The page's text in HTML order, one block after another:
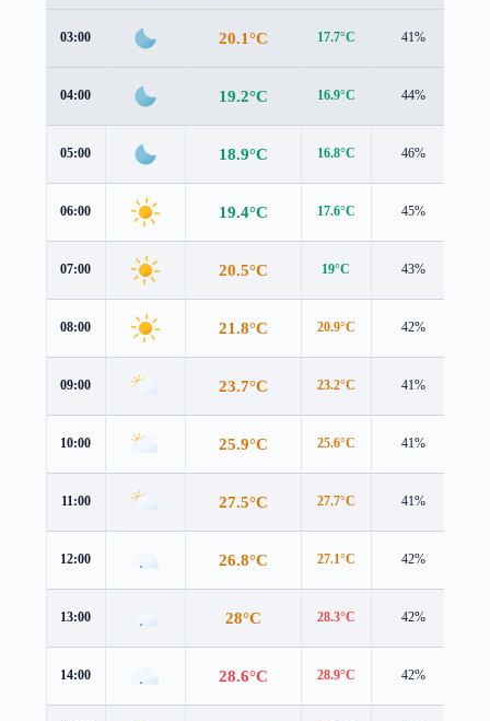
03:00 20.1°C 17.7°C 41%
04:00 19.2°C 16.9°C 44%
05:00 18.9°C 16.8°C 46%
06:00 19.4°C 17.6°C 45%
07:00 20.5°C 19°C 43%
08:00 21.8°C 20.9°C 42%
09:00 23.7°C 23.2°C 41%
10:00 25.9°C 25.6°C 41%
11:00 27.5°C 27.7°C 41%
12:00 26.8°C 27.1°C 42%
13:00 28°C 28.3°C 42%
14:00 28.6°C 28.9°C 42%